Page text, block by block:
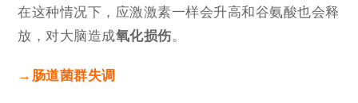
在这种情况下，应激激素一样会升高和谷氨酸也会释
放，对大脑造成氧化损伤。
→ 肠道菌群失调